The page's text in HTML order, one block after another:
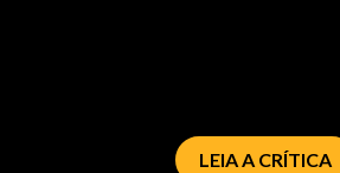
LEIA A CRÍTICA